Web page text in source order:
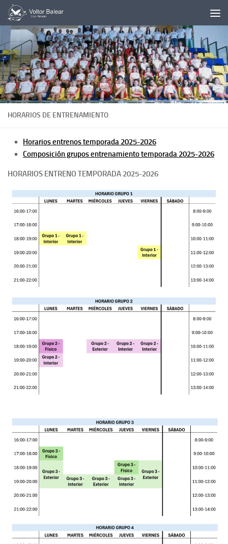
Saltar al contenido
HORARIOS DE ENTRENAMIENTO
Horarios entrenos temporada 2025-2026
Composición grupos entrenamiento temporada 2025-2026
HORARIOS ENTRENO TEMPORADA 2025-2026